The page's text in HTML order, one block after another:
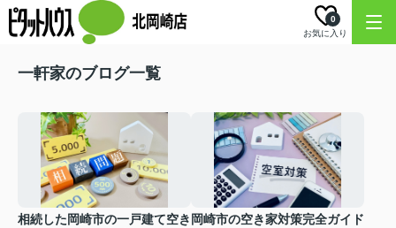
お気に入り
0
一軒家のブログ一覧
相続した岡崎市の一戸建て空き岡崎市の空き家対策完全ガイド